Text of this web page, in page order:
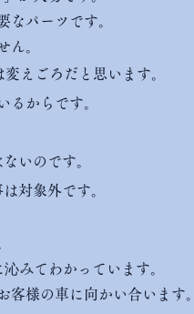
なパーツです。
ん。
えごろだと思います。
るからです。
いのです。
対象外です。
みてわかっています。
様の車に向かい合います。